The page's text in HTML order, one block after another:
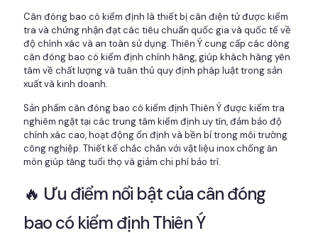
Cân đóng bao có kiểm định là thiết bị cân điện tử được kiểm
tra và chứng nhận đạt các tiêu chuẩn quốc gia và quốc tế về
độ chính xác và an toàn sử dụng. Thiên Ý cung cấp các dòng
cân đóng bao có kiểm định chính hãng, giúp khách hàng yên
tâm về chất lượng và tuân thủ quy định pháp luật trong sản
xuất và kinh doanh.
Sản phẩm cân đóng bao có kiểm định Thiên Ý được kiểm tra
nghiêm ngặt tại các trung tâm kiểm định uy tín, đảm bảo độ
chính xác cao, hoạt động ổn định và bền bỉ trong môi trường
công nghiệp. Thiết kế chắc chắn với vật liệu inox chống ăn
mòn giúp tăng tuổi thọ và giảm chi phí bảo trì.
🔥 Ưu điểm nổi bật của cân đóng
bao có kiểm định Thiên Ý